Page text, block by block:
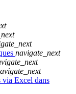
navigate_next
via Excel dans